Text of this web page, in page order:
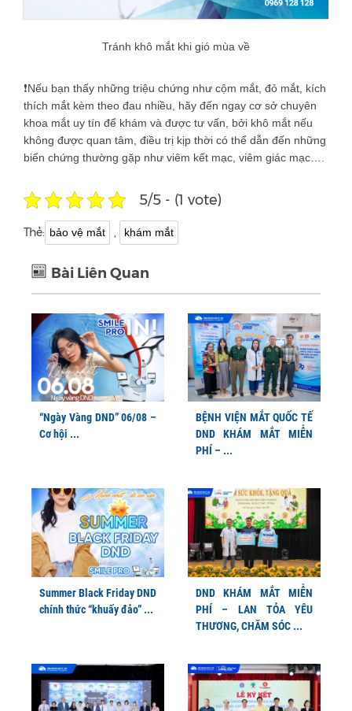
Tránh khô mắt khi gió mùa về
❗Nếu bạn thấy những triệu chứng như cộm mắt, đỏ mắt, kích
thích mắt kèm theo đau nhiều, hãy đến ngay cơ sở chuyên
khoa mắt uy tín để khám và được tư vấn, bởi khô mắt nếu
không được quan tâm, điều trị kịp thời có thể dẫn đến những
biến chứng thường gặp như viêm kết mạc, viêm giác mạc….
5/5 - (1 vote)
Thẻ: bảo vệ mắt khám mắt
Bài Liên Quan
“Ngày Vàng DND” 06/08 –
Cơ hội ...
BỆNH VIỆN MẮT QUỐC TẾ
DND KHÁM MẮT MIỄN
PHÍ – ...
Summer Black Friday DND
chính thức “khuấy đảo” ...
DND KHÁM MẮT MIỄN
PHÍ – LAN TỎA YÊU
THƯƠNG, CHĂM SÓC ...